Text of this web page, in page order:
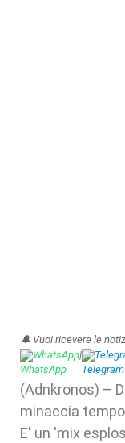
🔔 Vuoi ricevere le
WhatsApp|
(Adnkronos) –
minaccia
E' un 'mix